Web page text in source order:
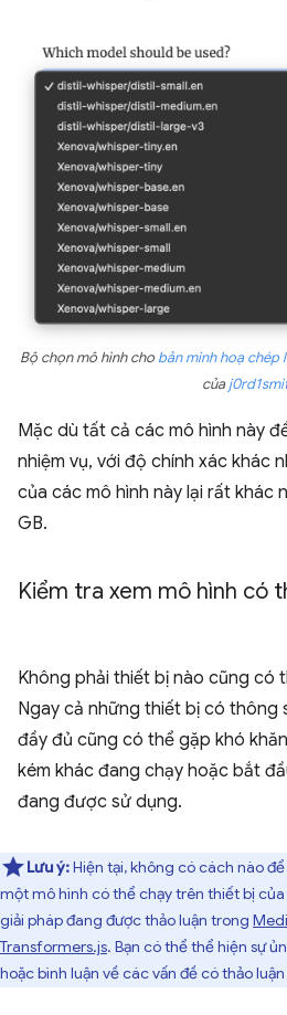
Bộ chọn mô hình cho bản minh hoạ chép
của
Mặc dù tất cả các mô hình này
nhiệm vụ, với độ chính xác khác
của các mô hình này lại rất khác
GB.
Kiểm tra xem mô hình có
Không phải thiết bị nào cũng có
Ngay cả những thiết bị có thông
đầy đủ cũng có thể gặp khó
kém khác đang chạy hoặc bắt
đang được sử dụng.
Lưu ý:Hiện tại, không có cách nào
một mô hình có thể chạy trên thiết bị
giải pháp đang được thảo luận trong
Transformers.js. Bạn có thể thể hiện sự
hoặc bình luận về các vấn đề có thảo